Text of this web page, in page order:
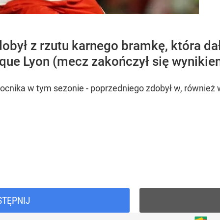
z rzutu karnego bramkę, która
Lyon (mecz zakończył się
w tym sezonie - poprzedniego zdobył w, również